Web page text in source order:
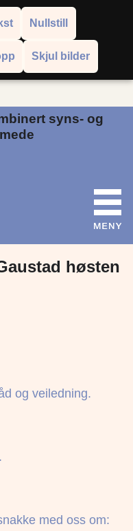
Nullstill
Skjul bilder
syns- og
høsten
og veiledning.
med oss om:
Translate